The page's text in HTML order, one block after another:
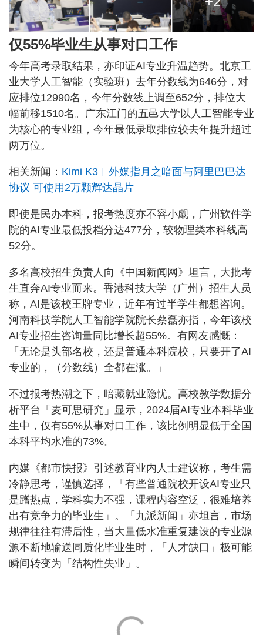
仅55%毕业生从事对口工作
今年高考录取结果，亦印证AI专业升温趋势。北京工
业大学人工智能（实验班）去年分数线为646分，对
应排位12990名，今年分数线上调至652分，排位大
幅前移1510名。广东江门的五邑大学以人工智能专业
为核心的专业组，今年最低录取排位较去年提升超过
两万位。
相关新闻： Kimi K3︱外媒指月之暗面与阿里巴巴达
协议 可使用2万颗辉达晶片
即使是民办本科，报考热度亦不容小觑，广州软件学
院的AI专业最低投档分达477分，较物理类本科线高
52分。
多名高校招生负责人向《中国新闻网》坦言，大批考
生直奔AI专业而来。香港科技大学（广州）招生人员
称，AI是该校王牌专业，近年有过半学生都想咨询。
河南科技学院人工智能学院院长蔡磊亦指，今年该校
AI专业招生咨询量同比增长超55%。有网友感慨：
「无论是头部名校，还是普通本科院校，只要开了AI
专业的，（分数线）全都在涨。」
不过报考热潮之下，暗藏就业隐忧。高校教学数据分
析平台「麦可思研究」显示，2024届AI专业本科毕业
生中，仅有55%从事对口工作，该比例明显低于全国
本科平均水准的73%。
内媒《都市快报》引述教育业内人士建议称，考生需
冷静思考，谨慎选择，「有些普通院校开设AI专业只
是蹭热点，学科实力不强，课程内容空泛，很难培养
出有竞争力的毕业生」。「九派新闻」亦坦言，市场
规律往往有滞后性，当大量低水准重复建设的专业源
源不断地输送同质化毕业生时，「人才缺口」极可能
瞬间转变为「结构性失业」。